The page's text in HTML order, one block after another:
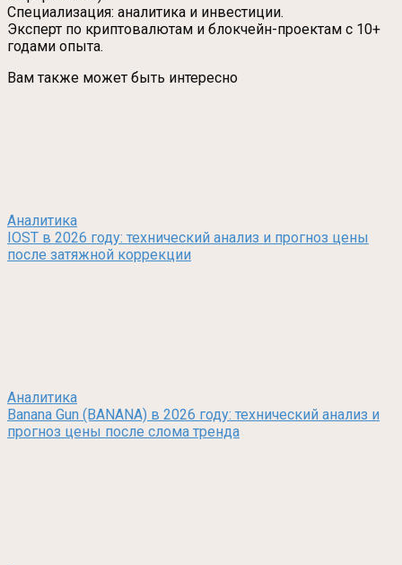
Специализация: аналитика и инвестиции.
Эксперт по криптовалютам и блокчейн-проектам с 10+
годами опыта.
Вам также может быть интересно
Аналитика
IOST в 2026 году: технический анализ и прогноз цены
после затяжной коррекции
Аналитика
Banana Gun (BANANA) в 2026 году: технический анализ и
прогноз цены после слома тренда